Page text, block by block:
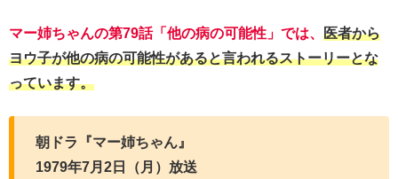
マー姉ちゃんの第79話「他の病の可能性」では、 医者から
ヨウ子が他の病の可能性があると言われるストーリーとな
っています。
朝ドラ『マー姉ちゃん』
1979年7月2日（月）放送